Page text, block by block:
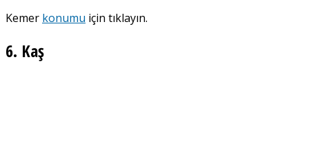
Kemer konumu için tıklayın.
6. Kaş